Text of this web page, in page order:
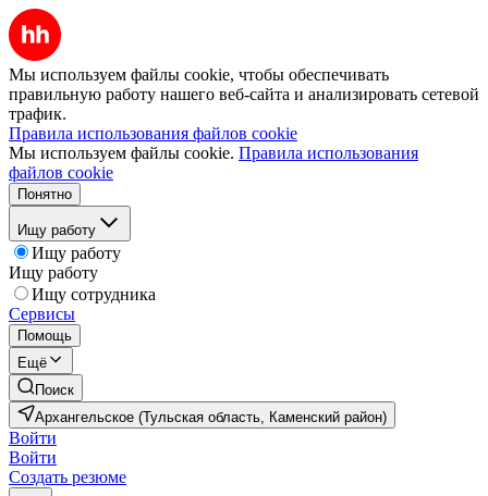
Мы используем файлы cookie, чтобы обеспечивать
правильную работу нашего веб-сайта и анализировать сетевой
трафик.
Правила использования файлов cookie
Мы используем файлы cookie. Правила использования
файлов cookie
Понятно
Ищу работу
Ищу работу
Ищу работу
Ищу сотрудника
Сервисы
Помощь
Ещё
Поиск
Архангельское (Тульская область, Каменский район)
Войти
Войти
Создать резюме